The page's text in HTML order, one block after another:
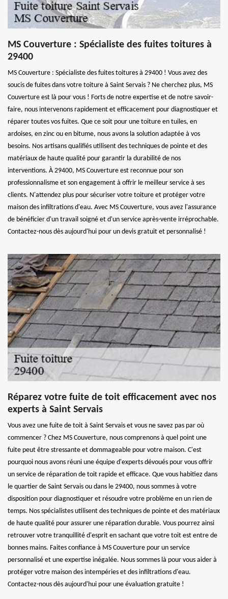
MS Couverture : Spécialiste des fuites toitures à
29400
MS Couverture : Spécialiste des fuites toitures à 29400 ! Vous avez des
soucis de fuites dans votre toiture à Saint Servais ? Ne cherchez plus, MS
Couverture est là pour vous ! Forts de notre expertise et de notre savoir-
faire, nous intervenons rapidement et efficacement pour diagnostiquer et
réparer toutes vos fuites. Que ce soit pour une toiture en tuiles, en
ardoises, en zinc ou en bitume, nous avons la solution adaptée à vos
besoins. Nos artisans qualifiés utilisent des techniques de pointe et des
matériaux de haute qualité pour garantir la durabilité de nos
interventions. À 29400, MS Couverture est reconnue pour son
professionnalisme et son engagement à offrir le meilleur service à ses
clients. N'attendez plus pour sécuriser votre toiture et protéger votre
maison des infiltrations d'eau. Avec MS Couverture, vous avez l'assurance
de bénéficier d'un travail soigné et d'un service après-vente irréprochable.
Contactez-nous dès aujourd'hui pour un devis gratuit et personnalisé !
Réparez votre fuite de toit efficacement avec nos
experts à Saint Servais
Vous avez une fuite de toit à Saint Servais et vous ne savez pas par où
commencer ? Chez MS Couverture, nous comprenons à quel point une
fuite peut être stressante et dommageable pour votre maison. C'est
pourquoi nous avons réuni une équipe d'experts dévoués pour vous offrir
un service de réparation de toit rapide et efficace. Que vous habitiez dans
le quartier de Saint Servais ou dans le 29400, nous sommes à votre
disposition pour diagnostiquer et résoudre votre problème en un rien de
temps. Nos spécialistes utilisent des techniques de pointe et des matériaux
de haute qualité pour assurer une réparation durable. Vous pourrez ainsi
retrouver votre tranquillité d'esprit en sachant que votre toit est entre de
bonnes mains. Faites confiance à MS Couverture pour un service
personnalisé et une expertise inégalée. Nous sommes là pour vous aider à
protéger votre maison des intempéries et des infiltrations d'eau.
Contactez-nous dès aujourd'hui pour une évaluation gratuite !